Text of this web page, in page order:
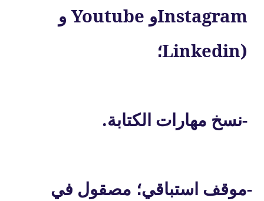
Instagramو Youtube و
Linkedin)؛
-نسخ مهارات الكتابة.
-موقف استباقي؛ مصقول في